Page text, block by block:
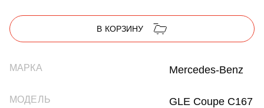
В КОРЗИНУ
МАРКА Mercedes-Benz
МОДЕЛЬ GLE Coupe C167